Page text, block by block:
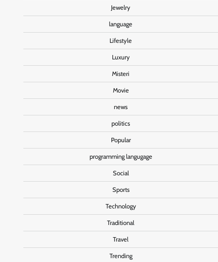
Jewelry
language
Lifestyle
Luxury
Misteri
Movie
news
politics
Popular
programming langugage
Social
Sports
Technology
Traditional
Travel
Trending